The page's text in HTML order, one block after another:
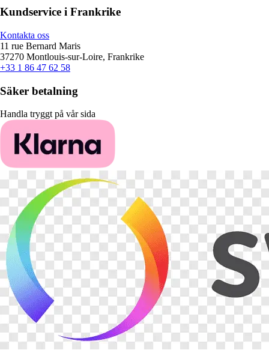
Kundservice i Frankrike
Kontakta oss
11 rue Bernard Maris
37270 Montlouis-sur-Loire, Frankrike
+33 1 86 47 62 58
Säker betalning
Handla tryggt på vår sida